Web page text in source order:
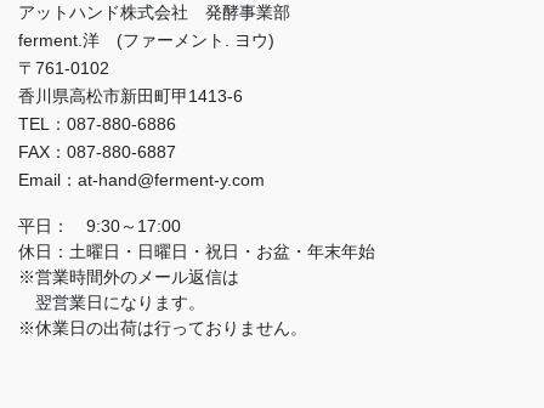
アットハンド株式会社 発酵事業部
ferment.洋 (ファーメント. ヨウ)
〒761-0102
香川県高松市新田町甲1413-6
TEL：087-880-6886
FAX：087-880-6887
Email：at-hand@ferment-y.com
平日： 9:30～17:00
休日：土曜日・日曜日・祝日・お盆・年末年始
※営業時間外のメール返信は
翌営業日になります。
※休業日の出荷は行っておりません。